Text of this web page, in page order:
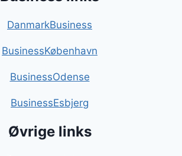
DanmarkBusiness
BusinessKøbenhavn
BusinessOdense
BusinessEsbjerg
Øvrige links